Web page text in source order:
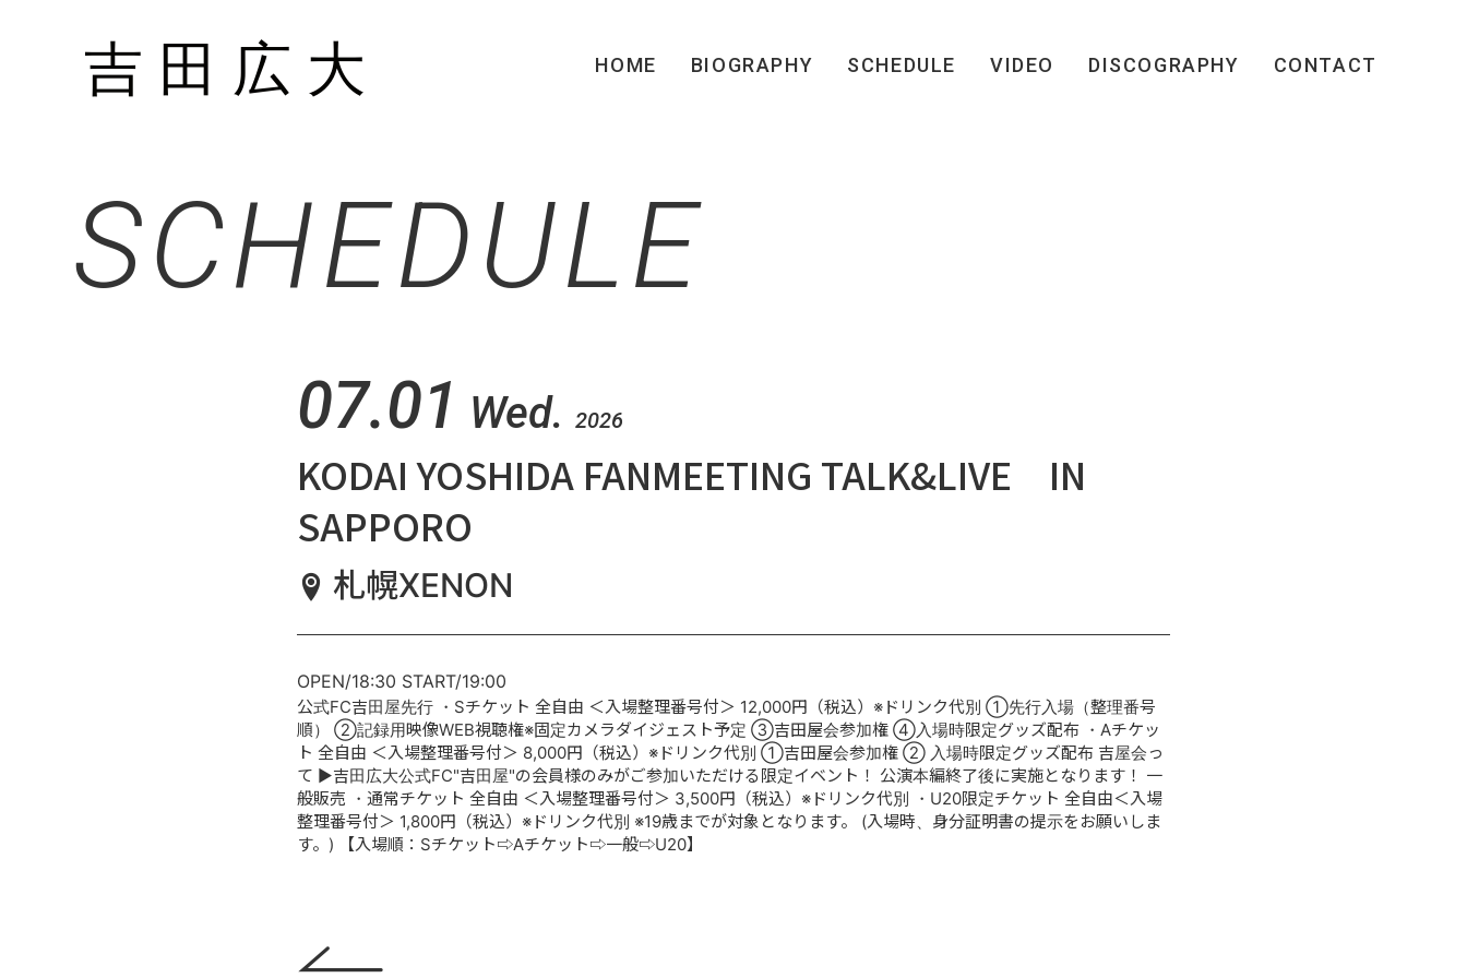
HOME BIOGRAPHY SCHEDULE VIDEO DISCOGRAPHY CONTACT
SCHEDULE
07.01 Wed. 2026
KODAI YOSHIDA FANMEETING TALK&LIVE IN
SAPPORO
札幌XENON
OPEN/18:30 START/19:00
公式FC吉田屋先行 ・Sチケット 全自由 ＜入場整理番号付＞ 12,000円（税込）※ドリンク代別 ①先行入場（整理番号
順） ②記録用映像WEB視聴権※固定カメラダイジェスト予定 ③吉田屋会参加権 ④入場時限定グッズ配布 ・Aチケッ
ト 全自由 ＜入場整理番号付＞ 8,000円（税込）※ドリンク代別 ①吉田屋会参加権 ② 入場時限定グッズ配布 吉屋会っ
て ▶吉田広大公式FC"吉田屋"の会員様のみがご参加いただける限定イベント！ 公演本編終了後に実施となります！ 一
般販売 ・通常チケット 全自由 ＜入場整理番号付＞ 3,500円（税込）※ドリンク代別 ・U20限定チケット 全自由＜入場
整理番号付＞ 1,800円（税込）※ドリンク代別 ※19歳までが対象となります。 (入場時、身分証明書の提示をお願いしま
す。) 【入場順：Sチケット⇨Aチケット⇨一般⇨U20】